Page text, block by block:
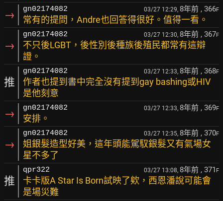
→ gn02174082 03/27 12:29, 8年前 , 366F
常有的提問，Andre也回答得很好。值得一看。
→
gn02174082 03/27 12:30, 8年前 , 367F
不只後LGBT，後性別後種族後殖民都常有這辯
證。
推
gn02174082 03/27 12:33, 8年前 , 368F
作者也提到書中完全沒有提到gay bashing或HIV
是他刻意
→ gn02174082 03/27 12:33, 8年前 , 369F
安排。
→
gn02174082 03/27 12:35, 8年前 , 370F
姐銀髮造型好美，這年頭能駕馭銀髮又有氣場女
星不多了
推
qpr322 03/27 13:08, 8年前 , 371 F
卡卡版A Star Is Born試映了欸，西恩潘說可能會
是場災難